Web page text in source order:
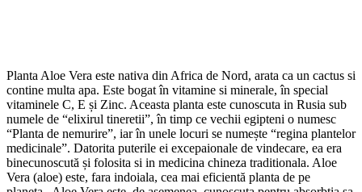
Planta Aloe Vera este nativa din Africa de Nord, arata ca un cactus si
contine multa apa. Este bogat în vitamine si minerale, în special
vitaminele C, E și Zinc. Aceasta planta este cunoscuta in Rusia sub
numele de “elixirul tineretii”, în timp ce vechii egipteni o numesc
“Planta de nemurire”, iar în unele locuri se numește “regina plantelor
medicinale”. Datorita puterile ei excepaionale de vindecare, ea era
binecunoscută și folosita si in medicina chineza traditionala. Aloe
Vera (aloe) este, fara indoiala, cea mai eficientă planta de pe